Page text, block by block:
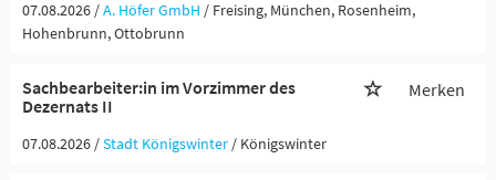
07.08.2026 /A. Höfer GmbH / Freising, München, Rosenheim,
Hohenbrunn, Ottobrunn
Sachbearbeiter:in im Vorzimmer des
Dezernats II
Merken
07.08.2026 /Stadt Königswinter / Königswinter